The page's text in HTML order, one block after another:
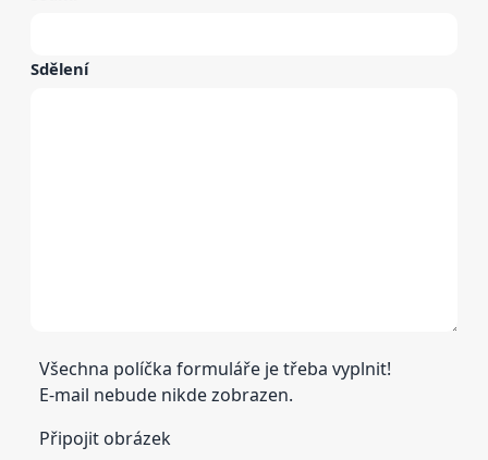
Sdělení
Všechna políčka formuláře je třeba vyplnit!
E-mail nebude nikde zobrazen.
Připojit obrázek